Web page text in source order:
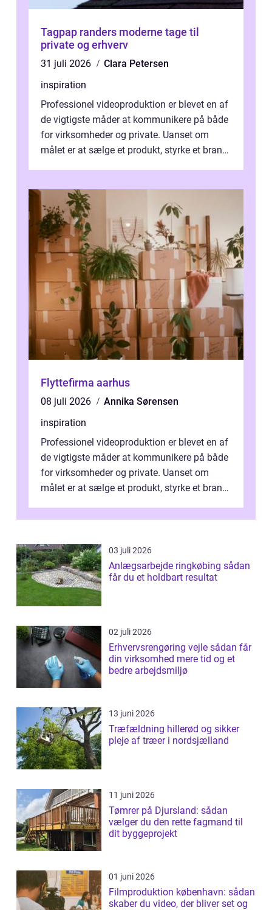
Tagpap randers moderne tage til
private og erhverv
31 juli 2026
Clara Petersen
inspiration
Professionel videoproduktion er blevet en af
de vigtigste måder at kommunikere på både
for virksomheder og private. Uanset om
målet er at sælge et produkt, styrke et brand,
Flyttefirma aarhus
08 juli 2026
Annika Sørensen
inspiration
Professionel videoproduktion er blevet en af
de vigtigste måder at kommunikere på både
for virksomheder og private. Uanset om
målet er at sælge et produkt, styrke et brand,
03 juli 2026
Anlægsarbejde ringkøbing sådan
får du et holdbart resultat
02 juli 2026
Erhvervsrengøring vejle sådan får
din virksomhed mere tid og et
bedre arbejdsmiljø
13 juni 2026
Træfældning hillerød og sikker
pleje af træer i nordsjælland
11 juni 2026
Tømrer på Djursland: sådan
vælger du den rette fagmand til
dit byggeprojekt
01 juni 2026
Filmproduktion københavn: sådan
skaber du video, der bliver set og